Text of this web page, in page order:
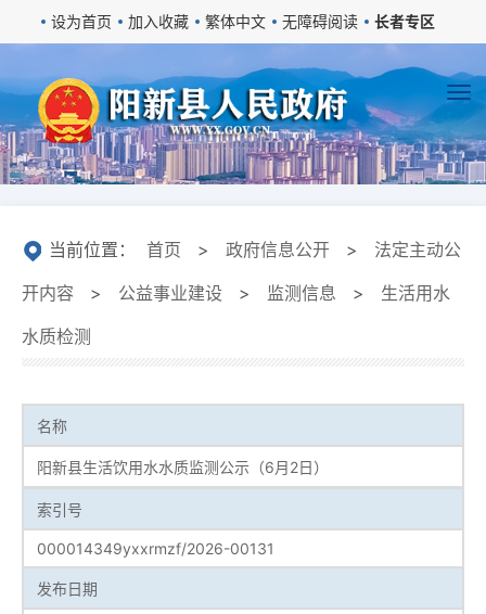
设为首页 加入收藏 繁体中文 无障碍阅读 长者专区
当前位置： 首页 > 政府信息公开 >
法定主动公
开内容
> 公益事业建设 > 监测信息 >
生活用水
水质检测
名称
阳新县生活饮用水水质监测公示（6月2日）
索引号
000014349yxxrmzf/2026-00131
发布日期